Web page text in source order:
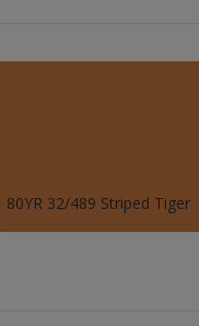
80YR 32/489 Striped Tiger